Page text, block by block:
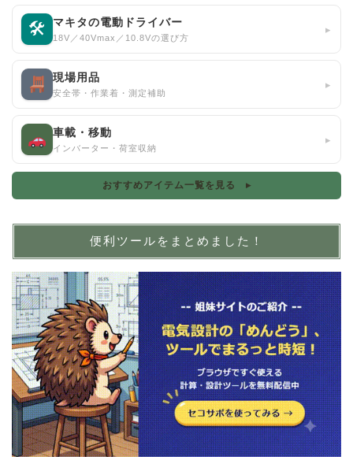
🛠 マキタの電動ドライバー
18V／40Vmax／10.8Vの選び方
▸
現場用品
安全帯・作業着・測定補助
▸
車載・移動
インバーター・荷室収納
▸
おすすめアイテム一覧を見る ▸
便利ツールをまとめました！